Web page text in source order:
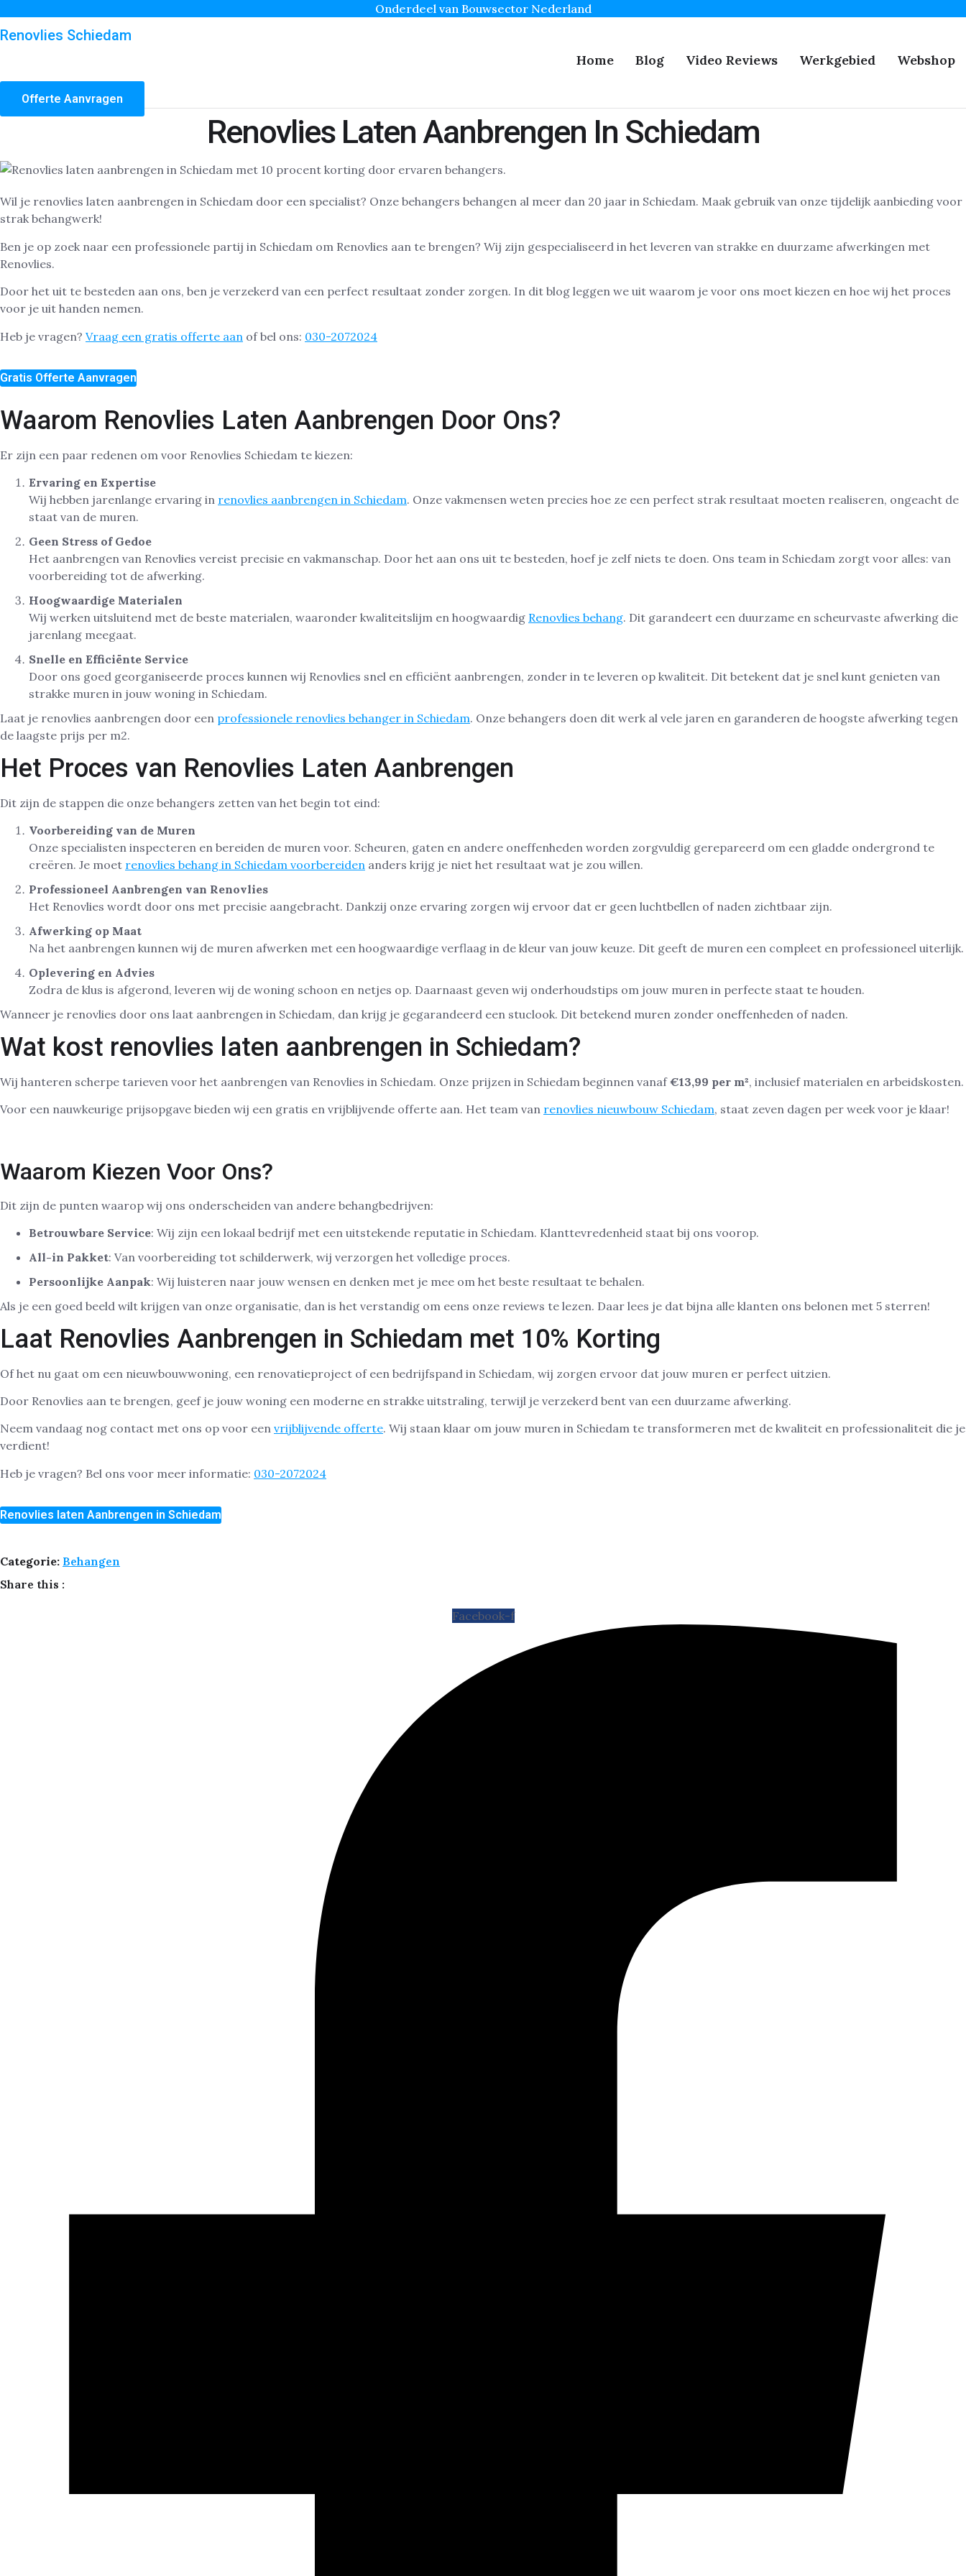
Onderdeel van Bouwsector Nederland
Renovlies Schiedam
Home Blog Video Reviews Werkgebied Webshop
Offerte Aanvragen
Renovlies Laten Aanbrengen In Schiedam
Wil je renovlies laten aanbrengen in Schiedam door een specialist? Onze behangers behangen al meer dan 20 jaar in Schiedam. Maak gebruik van onze tijdelijk aanbieding voor
strak behangwerk!
Ben je op zoek naar een professionele partij in Schiedam om Renovlies aan te brengen? Wij zijn gespecialiseerd in het leveren van strakke en duurzame afwerkingen met
Renovlies.
Door het uit te besteden aan ons, ben je verzekerd van een perfect resultaat zonder zorgen. In dit blog leggen we uit waarom je voor ons moet kiezen en hoe wij het proces
voor je uit handen nemen.
Heb je vragen? Vraag een gratis offerte aan of bel ons: 030-2072024
Gratis Offerte Aanvragen
Waarom Renovlies Laten Aanbrengen Door Ons?
Er zijn een paar redenen om voor Renovlies Schiedam te kiezen:
Ervaring en Expertise
Wij hebben jarenlange ervaring in renovlies aanbrengen in Schiedam. Onze vakmensen weten precies hoe ze een perfect strak resultaat moeten realiseren, ongeacht de
staat van de muren.
Geen Stress of Gedoe
Het aanbrengen van Renovlies vereist precisie en vakmanschap. Door het aan ons uit te besteden, hoef je zelf niets te doen. Ons team in Schiedam zorgt voor alles: van
voorbereiding tot de afwerking.
Hoogwaardige Materialen
Wij werken uitsluitend met de beste materialen, waaronder kwaliteitslijm en hoogwaardig Renovlies behang. Dit garandeert een duurzame en scheurvaste afwerking die
jarenlang meegaat.
Snelle en Efficiënte Service
Door ons goed georganiseerde proces kunnen wij Renovlies snel en efficiënt aanbrengen, zonder in te leveren op kwaliteit. Dit betekent dat je snel kunt genieten van
strakke muren in jouw woning in Schiedam.
Laat je renovlies aanbrengen door een professionele renovlies behanger in Schiedam. Onze behangers doen dit werk al vele jaren en garanderen de hoogste afwerking tegen
de laagste prijs per m2.
Het Proces van Renovlies Laten Aanbrengen
Dit zijn de stappen die onze behangers zetten van het begin tot eind:
Voorbereiding van de Muren
Onze specialisten inspecteren en bereiden de muren voor. Scheuren, gaten en andere oneffenheden worden zorgvuldig gerepareerd om een gladde ondergrond te
creëren. Je moet renovlies behang in Schiedam voorbereiden anders krijg je niet het resultaat wat je zou willen.
Professioneel Aanbrengen van Renovlies
Het Renovlies wordt door ons met precisie aangebracht. Dankzij onze ervaring zorgen wij ervoor dat er geen luchtbellen of naden zichtbaar zijn.
Afwerking op Maat
Na het aanbrengen kunnen wij de muren afwerken met een hoogwaardige verflaag in de kleur van jouw keuze. Dit geeft de muren een compleet en professioneel uiterlijk.
Oplevering en Advies
Zodra de klus is afgerond, leveren wij de woning schoon en netjes op. Daarnaast geven wij onderhoudstips om jouw muren in perfecte staat te houden.
Wanneer je renovlies door ons laat aanbrengen in Schiedam, dan krijg je gegarandeerd een stuclook. Dit betekend muren zonder oneffenheden of naden.
Wat kost renovlies laten aanbrengen in Schiedam?
Wij hanteren scherpe tarieven voor het aanbrengen van Renovlies in Schiedam. Onze prijzen in Schiedam beginnen vanaf€13,99 per m², inclusief materialen en arbeidskosten.
Voor een nauwkeurige prijsopgave bieden wij een gratis en vrijblijvende offerte aan. Het team van renovlies nieuwbouw Schiedam, staat zeven dagen per week voor je klaar!
Waarom Kiezen Voor Ons?
Dit zijn de punten waarop wij ons onderscheiden van andere behangbedrijven:
Betrouwbare Service: Wij zijn een lokaal bedrijf met een uitstekende reputatie in Schiedam. Klanttevredenheid staat bij ons voorop.
All-in Pakket: Van voorbereiding tot schilderwerk, wij verzorgen het volledige proces.
Persoonlijke Aanpak: Wij luisteren naar jouw wensen en denken met je mee om het beste resultaat te behalen.
Als je een goed beeld wilt krijgen van onze organisatie, dan is het verstandig om eens onze reviews te lezen. Daar lees je dat bijna alle klanten ons belonen met 5 sterren!
Laat Renovlies Aanbrengen in Schiedam met 10% Korting
Of het nu gaat om een nieuwbouwwoning, een renovatieproject of een bedrijfspand in Schiedam, wij zorgen ervoor dat jouw muren er perfect uitzien.
Door Renovlies aan te brengen, geef je jouw woning een moderne en strakke uitstraling, terwijl je verzekerd bent van een duurzame afwerking.
Neem vandaag nog contact met ons op voor een vrijblijvende offerte. Wij staan klaar om jouw muren in Schiedam te transformeren met de kwaliteit en professionaliteit die je
verdient!
Heb je vragen? Bel ons voor meer informatie: 030-2072024
Renovlies laten Aanbrengen in Schiedam
Categorie: Behangen
Share this :
Facebook-f